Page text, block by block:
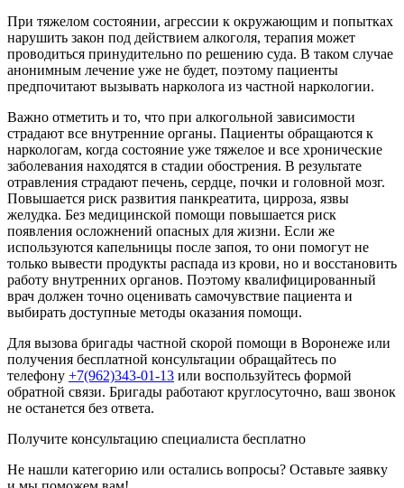
При тяжелом состоянии, агрессии к окружающим и попытках
нарушить закон под действием алкоголя, терапия может
проводиться принудительно по решению суда. В таком случае
анонимным лечение уже не будет, поэтому пациенты
предпочитают вызывать нарколога из частной наркологии.
Важно отметить и то, что при алкогольной зависимости
страдают все внутренние органы. Пациенты обращаются к
наркологам, когда состояние уже тяжелое и все хронические
заболевания находятся в стадии обострения. В результате
отравления страдают печень, сердце, почки и головной мозг.
Повышается риск развития панкреатита, цирроза, язвы
желудка. Без медицинской помощи повышается риск
появления осложнений опасных для жизни. Если же
используются капельницы после запоя, то они помогут не
только вывести продукты распада из крови, но и восстановить
работу внутренних органов. Поэтому квалифицированный
врач должен точно оценивать самочувствие пациента и
выбирать доступные методы оказания помощи.
Для вызова бригады частной скорой помощи в Воронеже или
получения бесплатной консультации обращайтесь по
телефону +7(962)343-01-13 или воспользуйтесь формой
обратной связи. Бригады работают круглосуточно, ваш звонок
не останется без ответа.
Получите консультацию специалиста бесплатно
Не нашли категорию или остались вопросы? Оставьте заявку